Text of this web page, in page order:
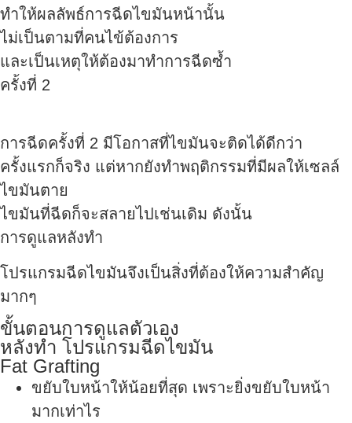
ทำให้ผลลัพธ์การฉีดไขมันหน้านั้น
ไม่เป็นตามที่คนไข้ต้องการ
และเป็นเหตุให้ต้องมาทำการฉีดซ้ำ
ครั้งที่ 2
การฉีดครั้งที่ 2 มีโอกาสที่ไขมันจะติดได้ดีกว่า
ครั้งแรกก็จริง แต่หากยังทำพฤติกรรมที่มีผลให้เซลล์
ไขมันตาย
ไขมันที่ฉีดก็จะสลายไปเช่นเดิม ดังนั้น
การดูแลหลังทำ
โปรแกรมฉีดไขมันจึงเป็นสิ่งที่ต้องให้ความสำคัญ
มากๆ
ขั้นตอนการดูแลตัวเอง
หลังทำ โปรแกรมฉีดไขมัน
Fat Grafting
ขยับใบหน้าให้น้อยที่สุด เพราะยิ่งขยับใบหน้า
มากเท่าไร